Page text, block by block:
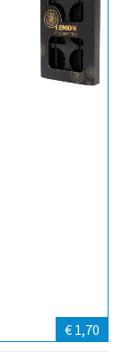
€ 1,70